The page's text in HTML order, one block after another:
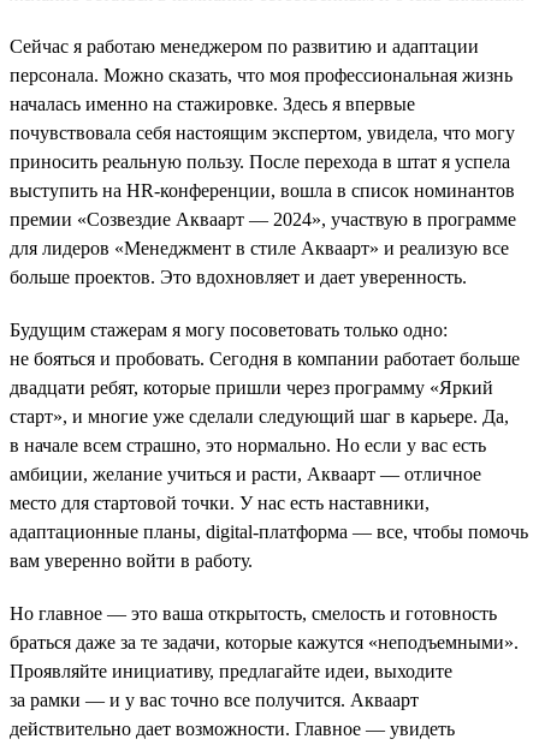
Сейчас я работаю менеджером по развитию и адаптации
персонала. Можно сказать, что моя профессиональная жизнь
началась именно на стажировке. Здесь я впервые
почувствовала себя настоящим экспертом, увидела, что могу
приносить реальную пользу. После перехода в штат я успела
выступить на HR-конференции, вошла в список номинантов
премии «Созвездие Акваарт — 2024», участвую в программе
для лидеров «Менеджмент в стиле Акваарт» и реализую все
больше проектов. Это вдохновляет и дает уверенность.
Будущим стажерам я могу посоветовать только одно:
не бояться и пробовать. Сегодня в компании работает больше
двадцати ребят, которые пришли через программу «Яркий
старт», и многие уже сделали следующий шаг в карьере. Да,
в начале всем страшно, это нормально. Но если у вас есть
амбиции, желание учиться и расти, Акваарт — отличное
место для стартовой точки. У нас есть наставники,
адаптационные планы, digital-платформа — все, чтобы помочь
вам уверенно войти в работу.
Но главное — это ваша открытость, смелость и готовность
браться даже за те задачи, которые кажутся «неподъемными».
Проявляйте инициативу, предлагайте идеи, выходите
за рамки — и у вас точно все получится. Акваарт
действительно дает возможности. Главное — увидеть